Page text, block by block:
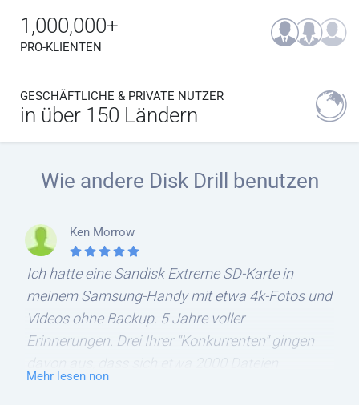
1,000,000+
PRO-KLIENTEN
GESCHÄFTLICHE & PRIVATE NUTZER
in über 150 Ländern
Wie andere Disk Drill benutzen
Ken Morrow
Ich hatte eine Sandisk Extreme SD-Karte in
meinem Samsung-Handy mit etwa 4k-Fotos und
Videos ohne Backup. 5 Jahre voller
Erinnerungen. Drei Ihrer "Konkurrenten" gingen
davon aus, dass sich etwa 2000 Dateien
wiederfinden ließen. Eine Firma schickte mir nie
Mehr lesen non